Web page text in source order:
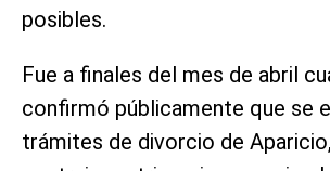
posibles.
Fue a finales del mes de abril
confirmó públicamente que se
trámites de divorcio de